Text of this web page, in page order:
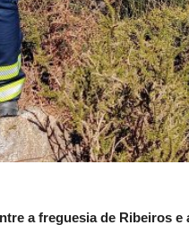
a freguesia de Ribeiros